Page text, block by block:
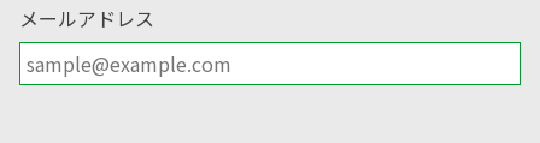
メールアドレス